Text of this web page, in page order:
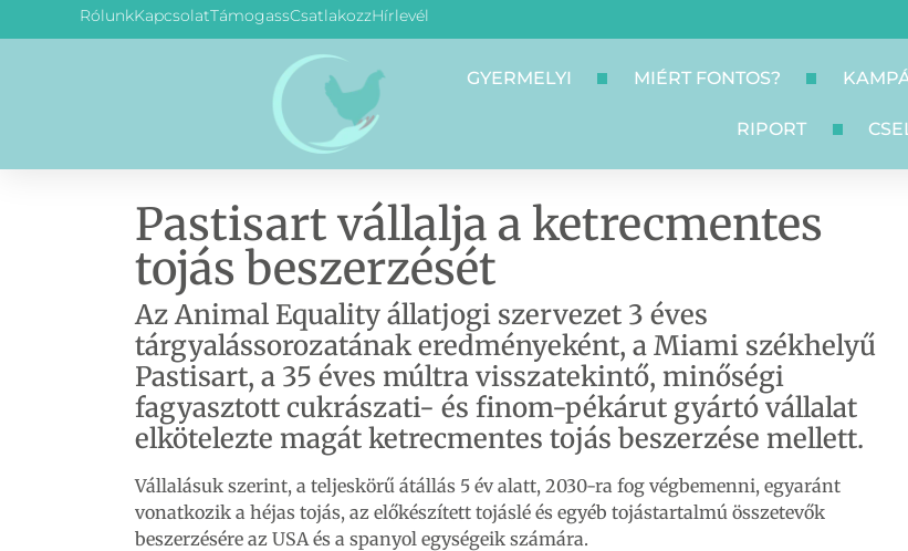
RólunkKapcsolatTámogassCsatlakozzHírlevél
GYERMELYI MIÉRT FONTOS?
RIPORT
Pastisart vállalja a ketrecmentes
tojás beszerzését
Az Animal Equality állatjogi szervezet 3 éves
tárgyalássorozatának eredményeként, a Miami székhelyű
Pastisart, a 35 éves múltra visszatekintő, minőségi
fagyasztott cukrászati- és finom-pékárut gyártó vállalat
elkötelezte magát ketrecmentes tojás beszerzése mellett.
Vállalásuk szerint, a teljeskörű átállás 5 év alatt, 2030-ra fog végbemenni, egyaránt
vonatkozik a héjas tojás, az előkészített tojáslé és egyéb tojástartalmú összetevők
beszerzésére az USA és a spanyol egységeik számára.